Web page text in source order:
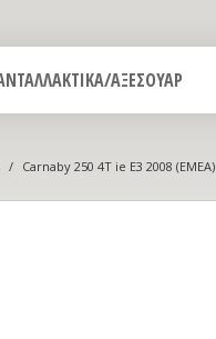
ΑΞΕΣΟΥΑΡ
/ Carnaby 250 4T ie E3 2008 (EMEA)